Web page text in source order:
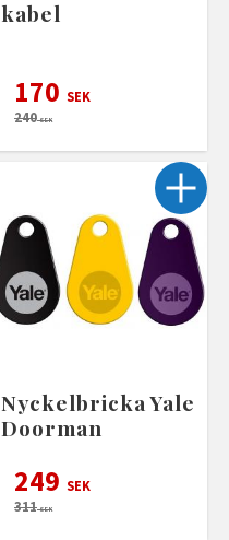
kabel
170 SEK
240SEK
Nyckelbricka Yale
Doorman
249 SEK
311SEK